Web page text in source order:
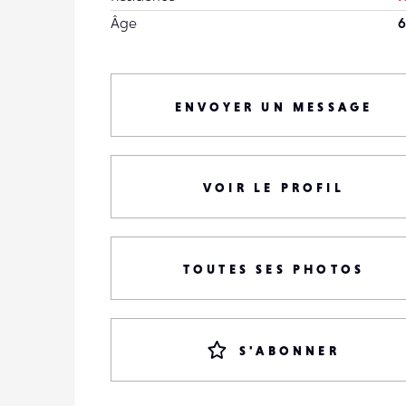
Âge
ENVOYER UN MESSAGE
VOIR LE PROFIL
TOUTES SES PHOTOS
S'ABONNER